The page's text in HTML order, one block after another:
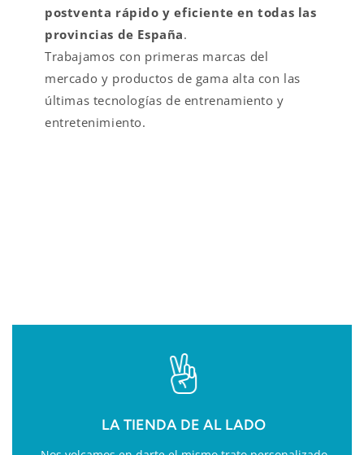
postventa rápido y eficiente en todas las
provincias de España.
Trabajamos con primeras marcas del
mercado y productos de gama alta con las
últimas tecnologías de entrenamiento y
entretenimiento.
LA TIENDA DE AL LADO